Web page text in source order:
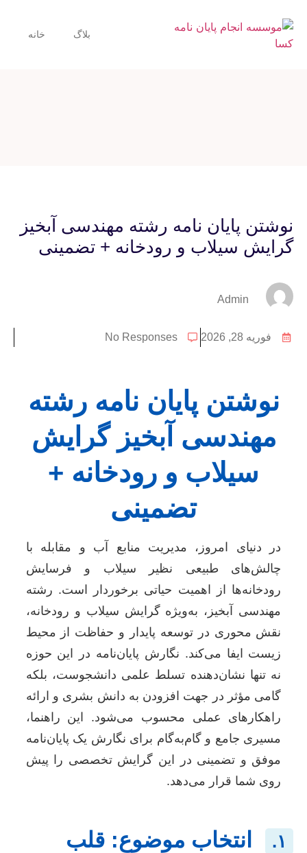
خانه بلاگ
نوشتن پایان نامه رشته مهندسی آبخیز
گرایش سیلاب و رودخانه + تضمینی
Admin
فوریه 28, 2026 No Responses
نوشتن پایان نامه رشته
مهندسی آبخیز گرایش
سیلاب و رودخانه +
تضمینی
در دنیای امروز، مدیریت منابع آب و مقابله با
چالش‌های طبیعی نظیر سیلاب و فرسایش
رودخانه‌ها از اهمیت حیاتی برخوردار است. رشته
مهندسی آبخیز، به‌ویژه گرایش سیلاب و رودخانه،
نقش محوری در توسعه پایدار و حفاظت از محیط
زیست ایفا می‌کند. نگارش پایان‌نامه در این حوزه
نه تنها نشان‌دهنده تسلط علمی دانشجوست، بلکه
گامی مؤثر در جهت افزودن به دانش بشری و ارائه
راهکارهای عملی محسوب می‌شود. این راهنما،
مسیری جامع و گام‌به‌گام برای نگارش یک پایان‌نامه
موفق و تضمینی در این گرایش تخصصی را پیش
روی شما قرار می‌دهد.
۱.
انتخاب موضوع: قلب